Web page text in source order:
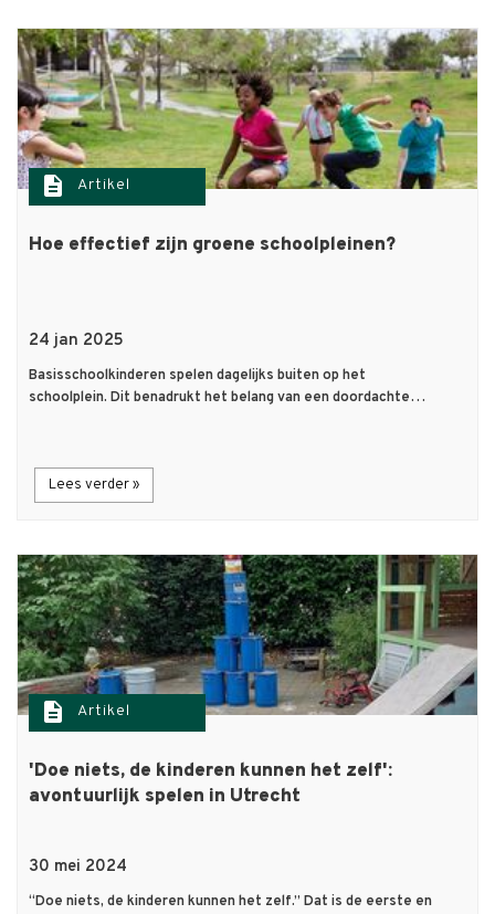
description Artikel
Hoe effectief zijn groene schoolpleinen?
24 jan 2025
Basisschoolkinderen spelen dagelijks buiten op het
schoolplein. Dit benadrukt het belang van een doordachte…
Lees verder »
description Artikel
'Doe niets, de kinderen kunnen het zelf':
avontuurlijk spelen in Utrecht
30 mei 2024
“Doe niets, de kinderen kunnen het zelf.” Dat is de eerste en